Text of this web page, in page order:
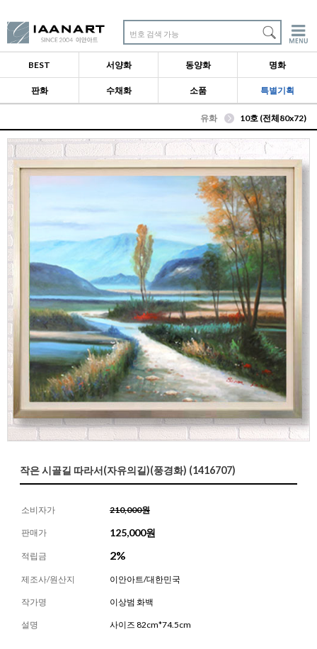
번호 검색 가능
BEST 서양화 동양화 명화
판화 수채화 소품 특별기획
유화 10호 (전체80x72)
작은 시골길 따라서(자유의길)(풍경화) (1416707)
소비자가 210,000원
판매가 125,000원
적립금 2%
제조사/원산지 이안아트/대한민국
작가명 이상범 화백
설명 사이즈 82cm*74.5cm